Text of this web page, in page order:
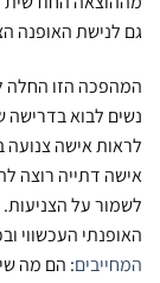
גם לנישת האופנה
המהפכה הזו החלה
נשים לבוא בדרישה
לראות אישה
אישה דתייה רוצה
לשמור על
האופנתי העכשווי
המחייבים: הם מה